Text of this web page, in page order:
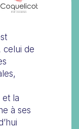
celui de
et la
à ses